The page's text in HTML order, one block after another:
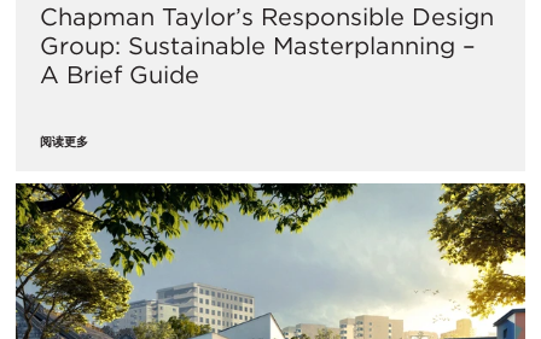
Chapman Taylor’s Responsible Design
Group: Sustainable Masterplanning –
A Brief Guide
阅读更多